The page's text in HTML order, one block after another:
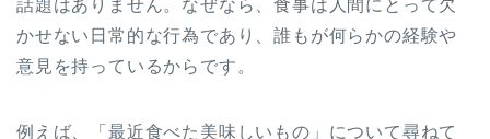
話題はありません。なぜなら、食事は人間にとって欠
かせない日常的な行為であり、誰もが何らかの経験や
意見を持っているからです。
例えば、「最近食べた美味しいもの」について尋ねて